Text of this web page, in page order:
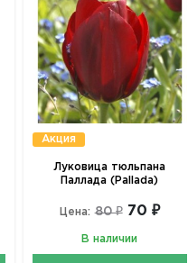
Акция
Луковица тюльпана
Паллада (Pallada)
Цена: 80 ₽ 70 ₽
В наличии